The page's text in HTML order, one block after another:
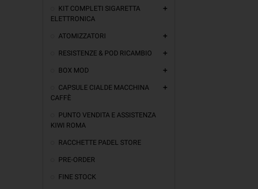
KIT COMPLETI SIGARETTA
ELETTRONICA
add
ATOMIZZATORI add
RESISTENZE & POD RICAMBIO add
BOX MOD add
CAPSULE CIALDE MACCHINA
CAFFÈ
add
PUNTO VENDITA E ASSISTENZA
KIWI ROMA
RACCHETTE PADEL STORE
PRE-ORDER
FINE STOCK